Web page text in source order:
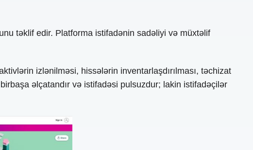
təklif edir. Platforma istifadənin sadəliyi və müxtəlif
izlənilməsi, hissələrin inventarlaşdırılması, təchizat
əlçatandır və istifadəsi pulsuzdur; lakin istifadəçilər